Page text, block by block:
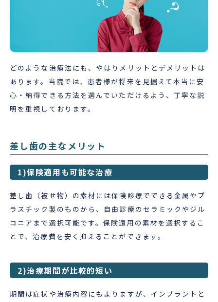
どのような治療法にも、やはりメリットとデメリットは
あります。当院では、患者様が将来を見据えて本当に安
心・納得できる方法を選んでいただけるよう、丁寧な説
明を重視しております。
差し歯の主なメリット
1)保険適用も可能な治療
差し歯（被せ物）の素材には保険診療でできる金属やプ
ラスチック製のものから、自由診療のセラミックやジル
コニアまで選択可能です。保険適用の素材を選択するこ
とで、治療費を安く抑えることができます。
2)治療期間が比較的短い
期間は症状や治療内容にもよりますが、インプラントと